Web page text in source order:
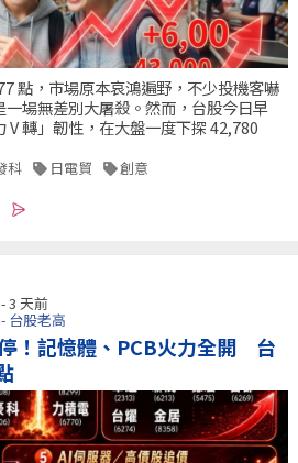
點，市場原本哀鴻遍野，不少投機客嚇
場無差別大屠殺。然而，台股今日早
V 轉」韌性，在大盤一度下探 42,780
科 日電貿 創意
3 天前
台股老高
！記憶體、PCB火力全開 台